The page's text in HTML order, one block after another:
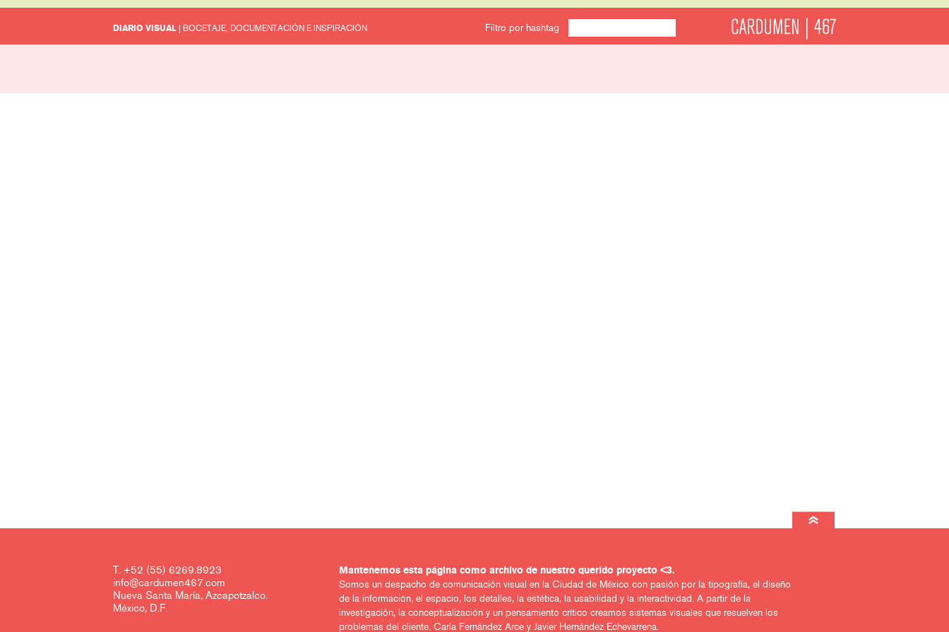
DIARIO VISUAL | BOCETAJE, DOCUMENTACIÓN E INSPIRACIÓN Filtro por hashtag
T. +52 (55) 6269.8923
info@cardumen467.com
Nueva Santa María, Azcapotzalco.
México, D.F.
Mantenemos esta página como archivo de nuestro querido proyecto <3.
Somos un despacho de comunicación visual en la Ciudad de México con pasión por la tipografía, el diseño
de la información, el espacio, los detalles, la estética, la usabilidad y la interactividad. A partir de la
investigación, la conceptualización y un pensamiento crítico creamos sistemas visuales que resuelven los
problemas del cliente. Carla Fernández Arce y Javier Hernández Echevarrena.